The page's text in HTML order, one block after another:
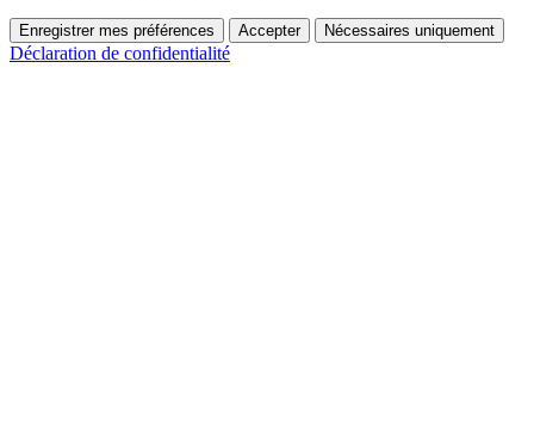
Enregistrer mes préférences Accepter Nécessaires uniquement
Déclaration de confidentialité